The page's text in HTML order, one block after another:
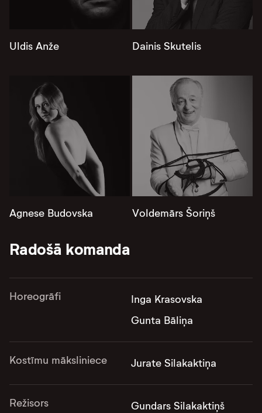
Uldis Anže Dainis Skutelis
Agnese Budovska Voldemārs Šoriņš
Radošā komanda
Horeogrāfi
Inga Krasovska
Gunta Bāliņa
Kostīmu māksliniece Jurate Silakaktiņa
Režisors Gundars Silakaktiņš